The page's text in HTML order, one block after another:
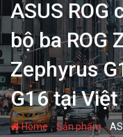
o
n
t
e
n
t
ASUS
bộ ba ROG
Zephyrus
G16 tại Việt
Home-Sản phẩm-